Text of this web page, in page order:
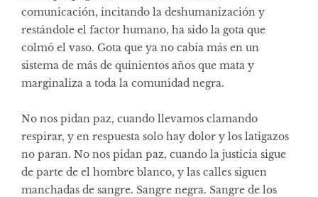
comunicación, incitando la deshumanización y
restándole el factor humano, ha sido la gota que
colmó el vaso. Gota que ya no cabía más en un
sistema de más de quinientos años que mata y
marginaliza a toda la comunidad negra.
No nos pidan paz, cuando llevamos clamando
respirar, y en respuesta solo hay dolor y los latigazos
no paran. No nos pidan paz, cuando la justicia sigue
de parte de el hombre blanco, y las calles siguen
manchadas de sangre. Sangre negra. Sangre de los